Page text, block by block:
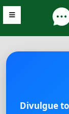
Divulgue